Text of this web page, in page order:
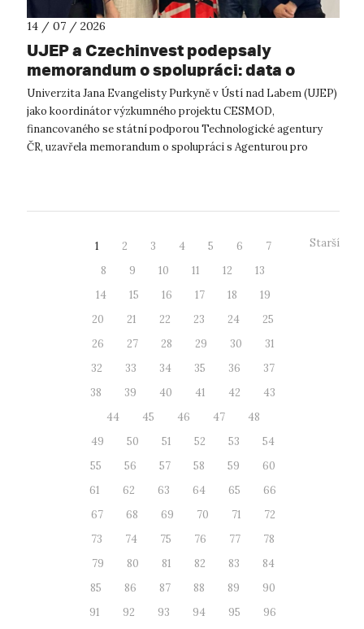
14 / 07 / 2026
UJEP a Czechinvest podepsaly
memorandum o spolupráci: data o
podnikatelském prostředí posílí
výzkum CESMOD
Univerzita Jana Evangelisty Purkyně v Ústí nad Labem (UJEP)
jako koordinátor výzkumného projektu CESMOD,
financovaného se státní podporou Technologické agentury
ČR, uzavřela memorandum o spolupráci s Agenturou pro
1 2 3 4 5 6
7
8
9 10 11 12
13
14
15 16 17 18
19
20
21 22 23 24
25
26
27 28 29 30
31
32
33 34 35 36
37
38
39 40 41 42
43
44
45 46 47
48
49
50 51 52 53
54
55
56 57 58 59
60
61
62 63 64 65
66
67
68 69 70 71
72
73
74 75 76 77
78
79
80 81 82 83
84
85
86 87 88 89
90
91
92 93 94 95
96
Starší